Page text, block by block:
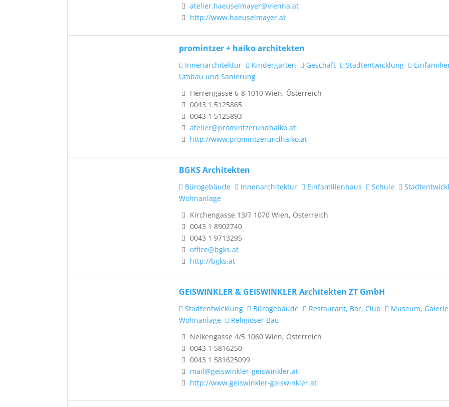
atelier.haeuselmayer@vienna.at
http://www.haeuselmayer.at
promintzer + haiko architekten
Innenarchitektur Kindergarten Geschäft Stadtentwicklung
Umbau und Sanierung
Herrengasse 6-8 1010 Wien, Österreich
0043 1 5125865
0043 1 5125893
atelier@promintzerundhaiko.at
http://www.promintzerundhaiko.at
BGKS Architekten
Bürogebäude Innenarchitektur Einfamilienhaus Schule
Wohnanlage
Kirchengasse 13/7 1070 Wien, Österreich
0043 1 8902740
0043 1 9713295
office@bgks.at
http://bgks.at
GEISWINKLER & GEISWINKLER Architekten ZT GmbH
Stadtentwicklung Bürogebäude Restaurant, Bar, Club
Museum, Galerie
Wohnanlage
Religiöser Bau
Nelkengasse 4/5 1060 Wien, Österreich
0043 1 5816250
0043 1 581625099
mail@geiswinkler-geiswinkler.at
http://www.geiswinkler-geiswinkler.at